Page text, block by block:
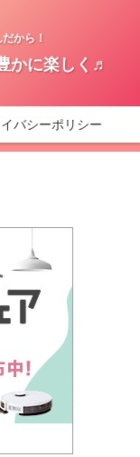
から！
かに楽しく♬
バシーポリシー